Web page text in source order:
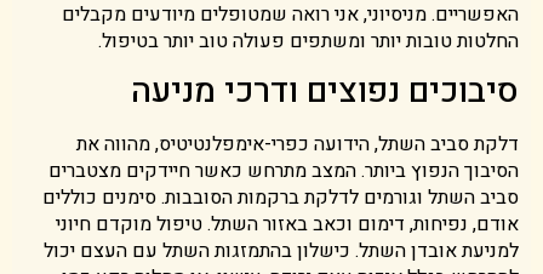
האפשריים. מניסיוני, אני רואה שמטופלים מיודעים מקבלים
החלטות טובות יותר ומשתפים פעולה טוב יותר בטיפול.
סיבוכים נפוצים ודרכי מניעה
דלקת סביב השתל, הידועה כפרי-אימפלנטיטיס, מהווה את
הסיבוך הנפוץ ביותר. המצב מתרחש כאשר חיידקים מצטברים
סביב השתל וגורמים לדלקת ברקמות הסובבות. סימנים כוללים
אודם, נפיחות, דימום וכאב באזור השתל. טיפול מוקדם חיוני
למניעת אובדן השתל. כישלון בהתמזגות השתל עם העצם יכול